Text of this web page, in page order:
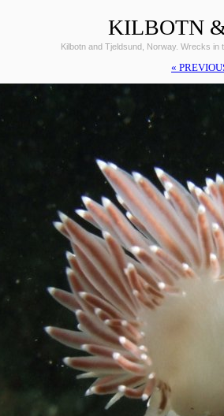
KILBOTN
Kilbotn and Tjeldsund, Norway. Wrecks
«